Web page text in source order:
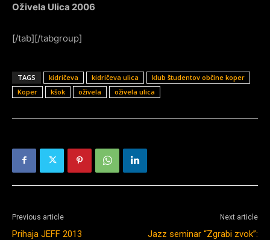
Oživela Ulica 2006
[/tab][/tabgroup]
TAGS kidričeva kidričeva ulica
klub študentov občine koper
Koper
kšok oživela oživela ulica
Previous article
Prihaja JEFF 2013
Next article
Jazz seminar “Zgrabi zvok”: